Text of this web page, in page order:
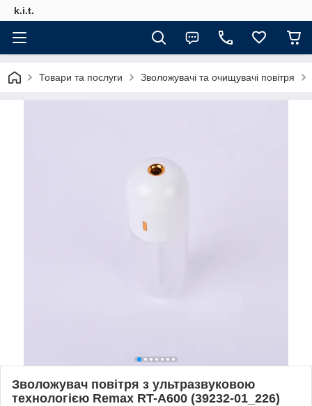
k.i.t.
Товари та послуги Зволожувачі та очищувачі повітря
Зволожувач повітря з ультразвуковою
технологією Remax RT-A600 (39232-01_226)